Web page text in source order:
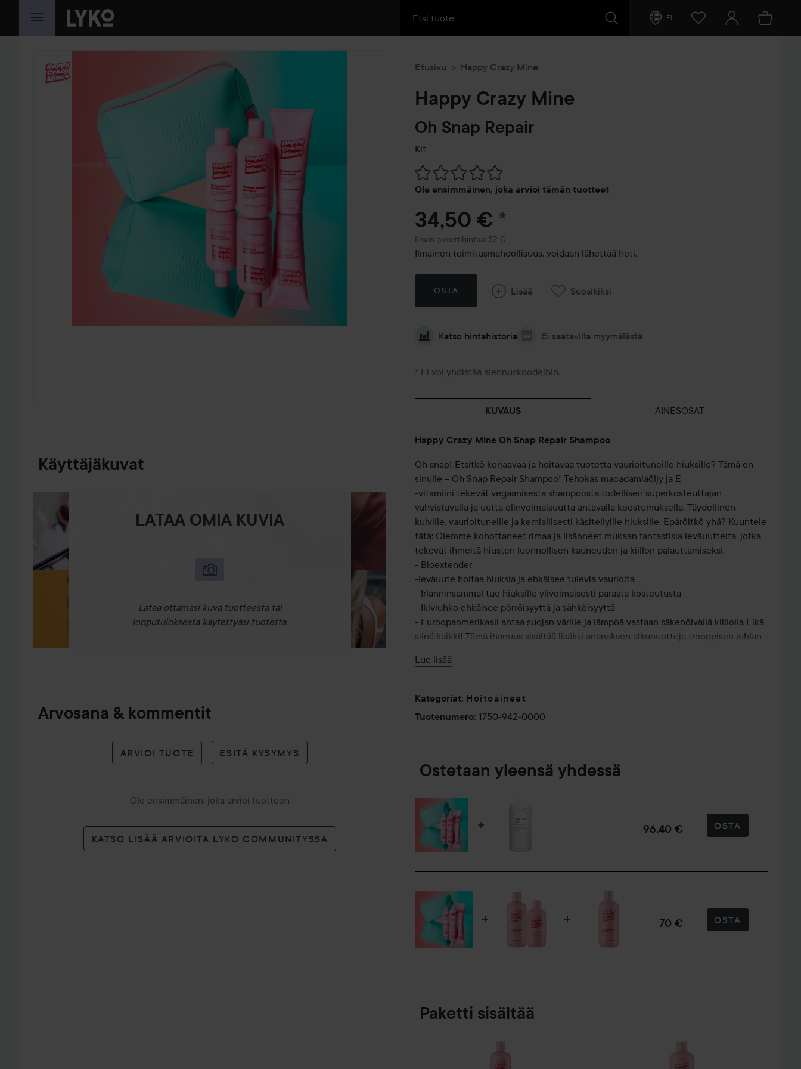
SIIRTYÄ JHK SISÄLTÖÖN FI
Käyttäjäkuvat
LATAA OMIA KUVIA
Lataa ottamasi kuva tuotteesta tai
lopputuloksesta käytettyäsi tuotetta.
Arvosana & kommentit
ARVIOI TUOTE ESITÄ KYSYMYS
Ole ensimmäinen, joka arvioi tuotteen
KATSO LISÄÄ ARVIOITA LYKO COMMUNITYSSA
Etusivu Happy Crazy Mine
Happy Crazy Mine
Oh Snap Repair
Kit
Ole ensimmäinen, joka arvioi tämän tuotteet
Siirtyä jhk Arvosana & kommentit
34,50 € *
Ilman pakettihintaa: 52 €
Ilmainen toimitusmahdollisuus, voidaan lähettää heti.
OSTA Lisää Suosikiksi
Katso hintahistoria Ei saatavilla myymälästä
* Ei voi yhdistää alennuskoodeihin.
KUVAUS AINESOSAT
Happy Crazy Mine Oh Snap Repair Shampoo
Oh snap! Etsitkö korjaavaa ja hoitavaa tuotetta vaurioituneille hiuksille? Tämä on
sinulle – Oh Snap Repair Shampoo! Tehokas macadamiaöljy ja E
-vitamiini tekevät vegaanisesta shampoosta todellisen superkosteuttajan
vahvistavalla ja uutta elinvoimaisuutta antavalla koostumuksella. Täydellinen
kuiville, vaurioituneille ja kemiallisesti käsitellyille hiuksille. Epäröitkö yhä? Kuuntele
tätä: Olemme kohottaneet rimaa ja lisänneet mukaan fantastisia leväuutteita, jotka
tekevät ihmeitä hiusten luonnollisen kauneuden ja kiillon palauttamiseksi.
- Bioextender
-leväuute hoitaa hiuksia ja ehkäisee tulevia vaurioita
- Irlanninsammal tuo hiuksille ylivoimaisesti parasta kosteutusta
- Ikiviuhko ehkäisee pörröisyyttä ja sähköisyyttä
- Euroopanmerikaali antaa suojan värille ja lämpöä vastaan säkenöivällä kiillolla Eikä
siinä kaikki! Tämä ihanuus sisältää lisäksi ananaksen alkunuotteja trooppisen juhlan
tunnelmalliseen kookoksen pohjaan. Nam! Älä anna vaurioituneiden hiusten
-Korjaa ja hoitaa vaurioituneita hiuksia
-vitamiinia ja leväuutetta
- Ihanteellinen kuiville, vaurioituneille tai kemiallisesti käsitellyille hiuksille
- Sisältää UV
- Hellävarainen värjätyille hiuksille
- Vegaaninen
Käyttö:
-hoitoaineella. Käytä hiusnaamiota kerran viikossa saadaksesi lisäkosteutusta
hiuksille. Psst! Vaikka tuote sisältää lämpösuojan, suosittelemme aina lisäämään
oman lämpösuojan ennen muotoilulaitteen käyttämistä.
350 ml
sinulle – Oh Snap Repair Conditioner! Tehokas macadamiaöljy ja E
kuiville, vaurioituneille ja kemiallisesti käsitellyille hiuksille. Epäröitkö yhä? Kuuntele
Lue lisää
Kategoriat: Hoitoaineet
Tuotenumero: 1750-942-0000
Ostetaan yleensä yhdessä
96,40 € OSTA
70 € OSTA
Paketti sisältää